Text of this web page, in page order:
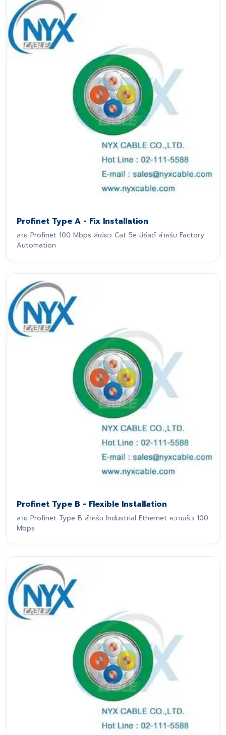
Profinet Type A - Fix Installation
สาย Profinet 100 Mbps สีเขียว Cat 5e มีชีลด์ สำหรับ Factory
Automation
Profinet Type B - Flexible Installation
สาย Profinet Type B สำหรับ Industrial Ethernet ความเร็ว 100
Mbps